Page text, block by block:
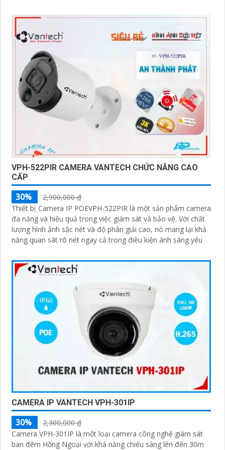
VPH-522PIR CAMERA VANTECH CHỨC NĂNG CAO
CẤP
30%
2,900,000 ₫
Thiết bị Camera IP POEVPH-522PIR là một sản phẩm camera
đa năng và hiệu quả trong việc giám sát và bảo vệ. Với chất
lượng hình ảnh sắc nét và độ phân giải cao, nó mang lại khả
năng quan sát rõ nét ngay cả trong điều kiện ánh sáng yếu
CAMERA IP VANTECH VPH-301IP
30%
2,300,000 ₫
Camera VPH-301IP là một loại camera công nghệ giám sát
ban đêm Hồng Ngoại với khả năng chiếu sáng lên đến 30m